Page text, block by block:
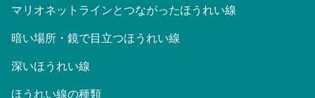
マリオネットラインとつながったほうれい線
暗い場所・鏡で目立つほうれい線
深いほうれい線
ほうれい線の種類